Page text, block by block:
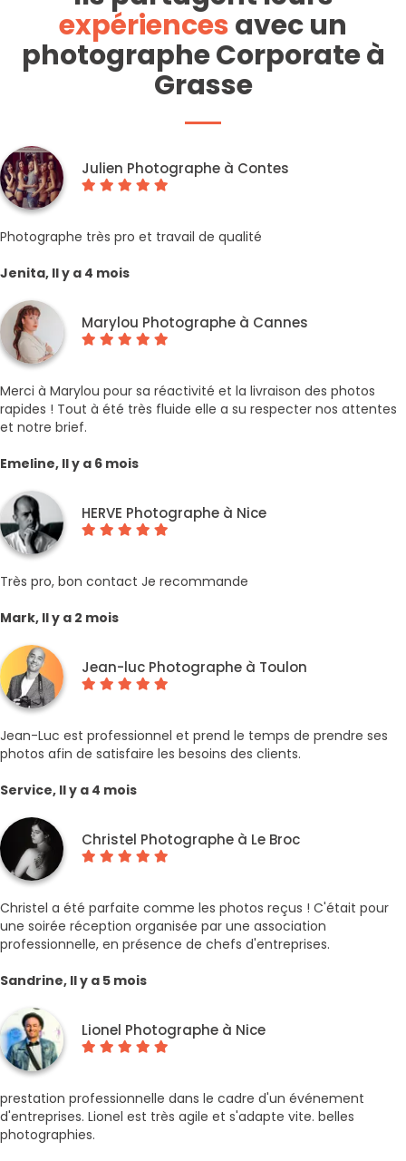
expériencesavec un
photographe Corporate à
Grasse
Julien Photographe à Contes
Photographe très pro et travail de qualité
Jenita, Il y a 4 mois
Marylou Photographe à Cannes
Merci à Marylou pour sa réactivité et la livraison des photos
rapides ! Tout à été très fluide elle a su respecter nos attentes
et notre brief.
Emeline, Il y a 6 mois
HERVE Photographe à Nice
Très pro, bon contact Je recommande
Mark, Il y a 2 mois
Jean-luc Photographe à Toulon
Jean-Luc est professionnel et prend le temps de prendre ses
photos afin de satisfaire les besoins des clients.
Service, Il y a 4 mois
Christel Photographe à Le Broc
Christel a été parfaite comme les photos reçus ! C'était pour
une soirée réception organisée par une association
professionnelle, en présence de chefs d'entreprises.
Sandrine, Il y a 5 mois
Lionel Photographe à Nice
prestation professionnelle dans le cadre d'un événement
d'entreprises. Lionel est très agile et s'adapte vite. belles
photographies.